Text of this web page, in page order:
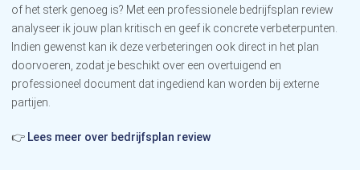
of het sterk genoeg is? Met een professionele bedrijfsplan review
analyseer ik jouw plan kritisch en geef ik concrete verbeterpunten.
Indien gewenst kan ik deze verbeteringen ook direct in het plan
doorvoeren, zodat je beschikt over een overtuigend en
professioneel document dat ingediend kan worden bij externe
partijen.
👉 Lees meer over bedrijfsplan review